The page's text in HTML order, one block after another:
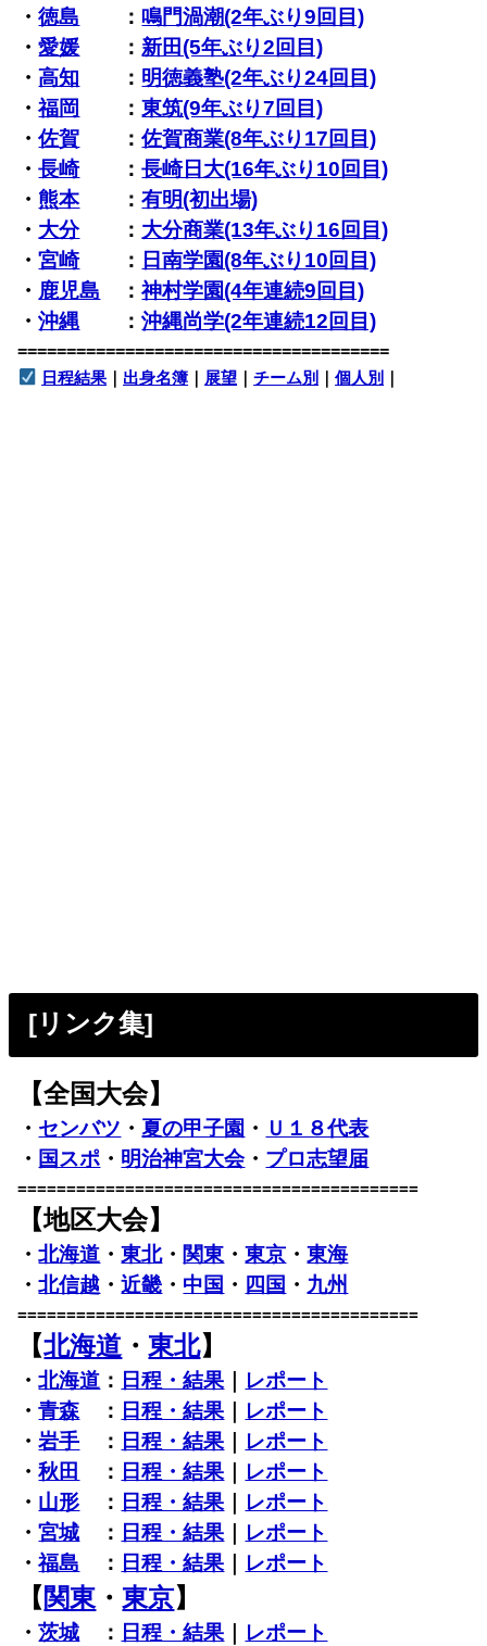
・徳島 ： 鳴門渦潮(2年ぶり9回目)
・愛媛 ： 新田(5年ぶり2回目)
・高知 ： 明徳義塾(2年ぶり24回目)
・福岡 ：東筑(9年ぶり7回目)
・佐賀 ：佐賀商業(8年ぶり17回目)
・長崎：長崎日大(16年ぶり10回目)
・ 熊本：有明(初出場)
・ 大分： 大分商業(13年ぶり16回目)
・宮崎： 日南学園(8年ぶり10回目)
・ 鹿児島 ：神村学園(4年連続9回目)
・沖縄 ：沖縄尚学(2年連続12回目)
======================================
日程結果 ｜ 出身名簿 ｜ 展望 ｜チーム別 ｜個人別 ｜
[リンク集]
【全国大会】
・ センバツ ・ 夏の甲子園 ・ Ｕ１８代表
・ 国スポ ・ 明治神宮大会・ プロ志望届
=========================================
【地区大会】
・北海道 ・東北・ 関東 ・東京 ・東海
・北信越 ・近畿 ・ 中国 ・ 四国 ・ 九州
=========================================
【北海道 ・ 東北】
・北海道 ： 日程・結果
レポート
・青森 ： 日程・結果
レポート
・岩手 ： 日程・結果
レポート
・秋田 ： 日程・結果
レポート
・ 山形 ： 日程・結果
レポート
・宮城 ： 日程・結果
レポート
・福島 ： 日程・結果 レポート
【 関東 ・ 東京】
・茨城 ： 日程・結果
レポート